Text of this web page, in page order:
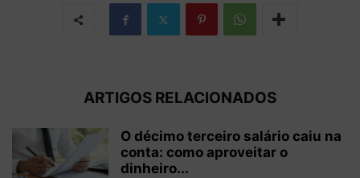
ARTIGOS RELACIONADOS
O décimo terceiro salário caiu na
conta: como aproveitar o
dinheiro...